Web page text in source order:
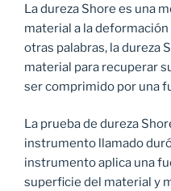
La dureza Shore es una
material a la
otras palabras, la dureza
material para recuperar
ser comprimido por una
La prueba de dureza
instrumento llamado
instrumento aplica una
superficie del material y